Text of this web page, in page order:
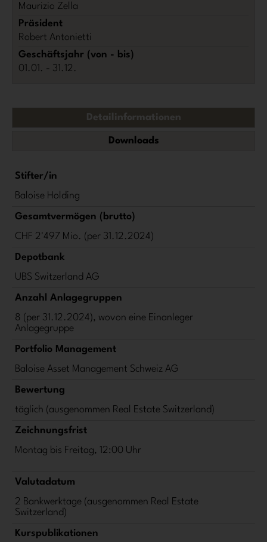
Detailinformationen
Downloads
Stifter/in
Baloise Holding
Gesamtvermögen (brutto)
CHF 2'497 Mio. (per 31.12.2024)
Depotbank
UBS Switzerland AG
Anzahl Anlagegruppen
8 (per 31.12.2024), wovon eine Einanleger
Anlagegruppe
Portfolio Management
Baloise Asset Management Schweiz AG
Bewertung
täglich (ausgenommen Real Estate Switzerland)
Zeichnungsfrist
Montag bis Freitag, 12:00 Uhr
Valutadatum
2 Bankwerktage (ausgenommen Real Estate
Switzerland)
Kurspublikationen
Maurizio Zella
Präsident
Robert Antonietti
Geschäftsjahr (von - bis)
01.01. - 31.12.